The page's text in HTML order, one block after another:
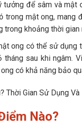
để sâm và mật
mật ong, mang
khoảng thời
ong có thể sử
sau khi ngâm.
có khả năng bảo
Nào?